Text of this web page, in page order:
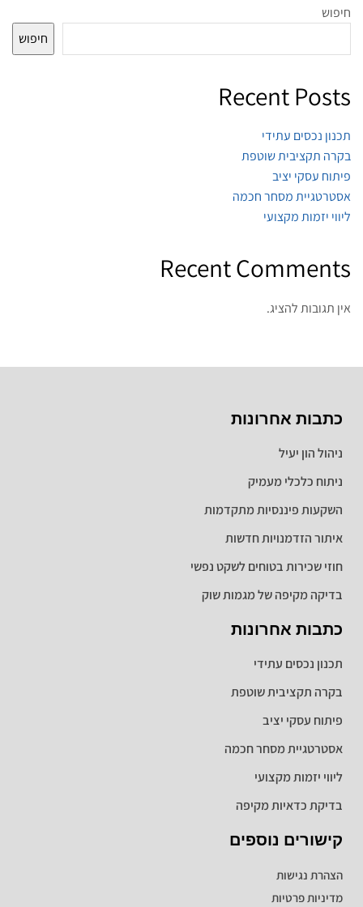
חיפוש
חיפוש
Recent Posts
תכנון נכסים עתידי
בקרה תקציבית שוטפת
פיתוח עסקי יציב
אסטרטגיית מסחר חכמה
ליווי יזמות מקצועי
Recent Comments
אין תגובות להציג.
קישורים נוספים
הצהרת נגישות
מדיניות פרטיות
כתבות אחרונות
תכנון נכסים עתידי
בקרה תקציבית שוטפת
פיתוח עסקי יציב
אסטרטגיית מסחר חכמה
ליווי יזמות מקצועי
בדיקת כדאיות מקיפה
כתבות אחרונות
ניהול הון יעיל
ניתוח כלכלי מעמיק
השקעות פיננסיות מתקדמות
איתור הזדמנויות חדשות
חוזי שכירות בטוחים לשקט נפשי
בדיקה מקיפה של מגמות שוק